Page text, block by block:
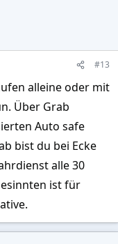
#13
alleine oder mit
Über Grab
Auto safe
bist du bei Ecke
alle 30
ist für